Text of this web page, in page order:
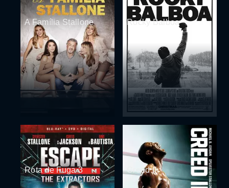
A Família Stallone Rocky Balboa
Rota de Fuga 3 Creed II